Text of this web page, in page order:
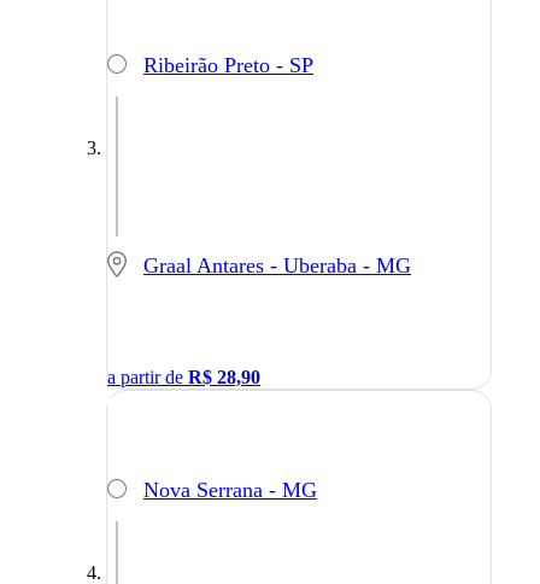
Ribeirão Preto - SP
Graal Antares - Uberaba - MG
a partir de R$ 28,90
Nova Serrana - MG